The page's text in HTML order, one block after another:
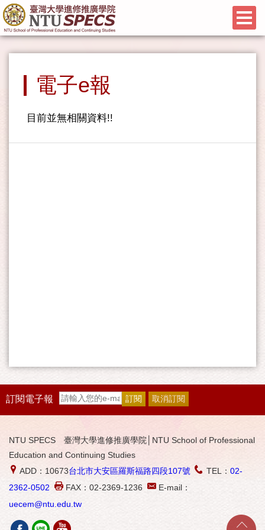
電子e報
目前並無相關資料!!
訂閱電子報
NTU SPECS 臺灣大學進修推廣學院│NTU School of Professional
Education and Continuing Studies
ADD：10673台北市大安區羅斯福路四段107號 TEL： 02-
2362-0502
FAX：02-2369-1236
E-mail：
uecem@ntu.edu.tw